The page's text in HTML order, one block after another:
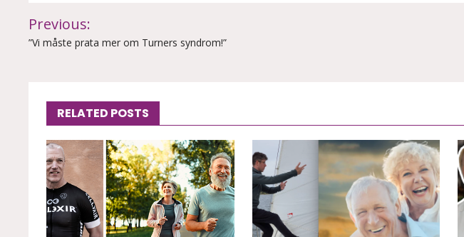
Inläggsnavigering
Previous:
”Vi måste prata mer om Turners syndrom!”
RELATED POSTS